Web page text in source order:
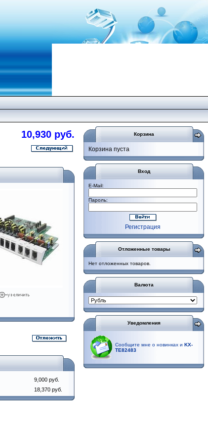
10,930 руб.
9,000 руб.
18,370 руб.
Корзина
Корзина пуста
Вход
E-Mail:
Пароль:
Регистрация
Отложенные товары
Нет отложенных товаров.
Валюта
Уведомления
Сообщите мне о новинках и KX-
TE82483